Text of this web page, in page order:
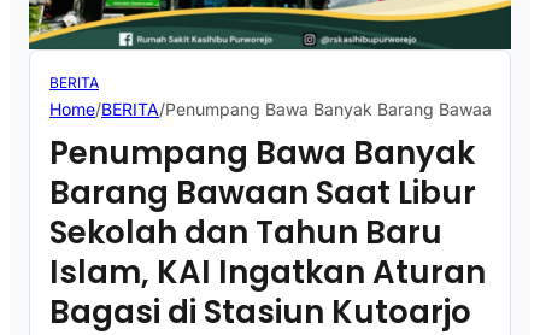
BERITA
Home/BERITA/Penumpang Bawa Banyak Barang Bawaan
Penumpang Bawa Banyak
Barang Bawaan Saat Libur
Sekolah dan Tahun Baru
Islam, KAI Ingatkan Aturan
Bagasi di Stasiun Kutoarjo